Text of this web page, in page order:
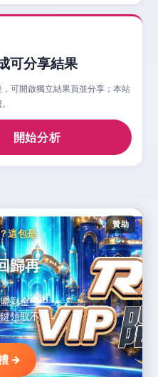
骰Cr 花旗骰Cr
可分享結果
可開啟獨立結果頁並分享；本站
開始分析
贊助
這包是
歸再
彩金，
領取不
→